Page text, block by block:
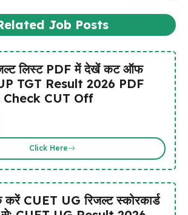
Job Posts
लिस्ट PDF में देखें कट ऑफ
UP TGT Result 2026 PDF
CUT Off
Click Here
CUET UG रिजल्ट स्कोरकार्ड